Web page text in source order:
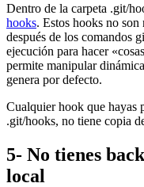
Dentro de la carpeta .git/
hooks. Estos hooks no son
después de los comandos
ejecución para hacer
permite manipular
genera por defecto.
Cualquier hook que hayas
.git/hooks, no tiene copia
5- No tienes
local